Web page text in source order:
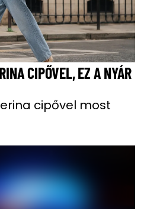
CIPŐVEL, EZ A NYÁR
cipővel most